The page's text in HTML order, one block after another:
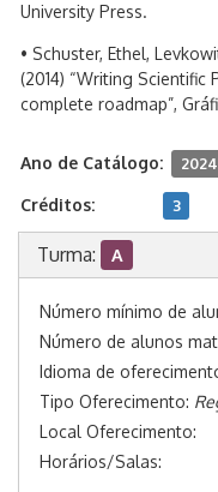
University Press.
• Schuster, Ethel,
(2014) “Writing Scientific
complete roadmap”,
Ano de Catálogo: 2024
Créditos: 3
Turma: A
Número mínimo de
Número de alunos
Idioma de
Tipo Oferecimento:
Local Oferecimento:
Horários/Salas: